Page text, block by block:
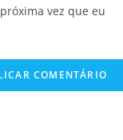
vez que eu